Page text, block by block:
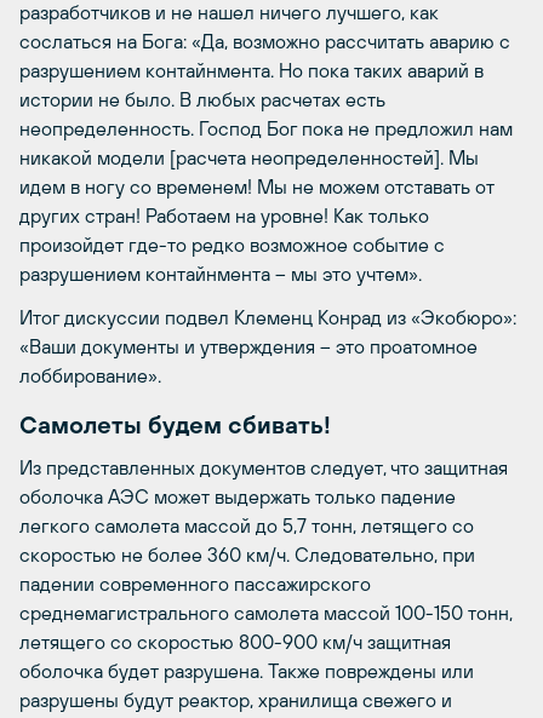
разработчиков и не нашел ничего лучшего, как
сослаться на Бога: «Да, возможно рассчитать аварию с
разрушением контайнмента. Но пока таких аварий в
истории не было. В любых расчетах есть
неопределенность. Господ Бог пока не предложил нам
никакой модели [расчета неопределенностей]. Мы
идем в ногу со временем! Мы не можем отставать от
других стран! Работаем на уровне! Как только
произойдет где-то редко возможное событие с
разрушением контайнмента – мы это учтем».
Итог дискуссии подвел Клеменц Конрад из «Экобюро»:
«Ваши документы и утверждения – это проатомное
лоббирование».
Самолеты будем сбивать!
Из представленных документов следует, что защитная
оболочка АЭС может выдержать только падение
легкого самолета массой до 5,7 тонн, летящего со
скоростью не более 360 км/ч. Следовательно, при
падении современного пассажирского
среднемагистрального самолета массой 100-150 тонн,
летящего со скоростью 800-900 км/ч защитная
оболочка будет разрушена. Также повреждены или
разрушены будут реактор, хранилища свежего и